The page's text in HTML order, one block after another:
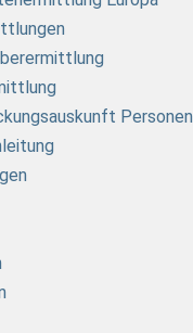
Personen